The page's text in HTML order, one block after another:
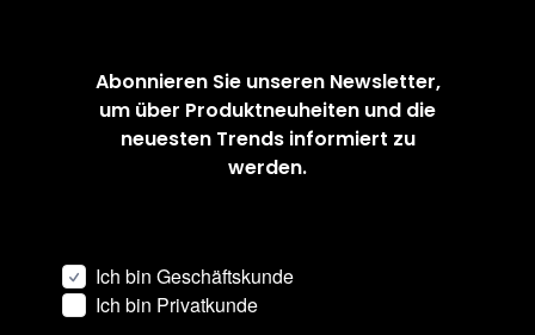
Abonnieren Sie unseren Newsletter,
um über Produktneuheiten und die
neuesten Trends informiert zu
werden.
Ich bin Geschäftskunde
Ich bin Privatkunde